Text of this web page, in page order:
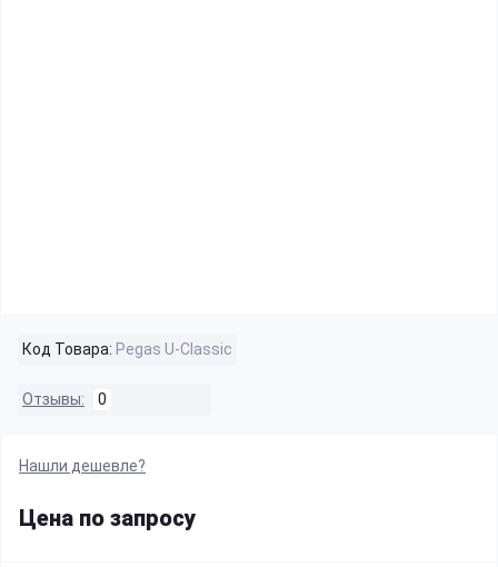
Код Товара: Pegas U-Classic
Отзывы: 0
Нашли дешевле?
Цена по запросу